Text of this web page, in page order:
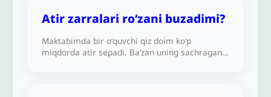
Atir zarralari ro‘zani buzadimi?
Maktabimda bir oʻquvchi qiz doim ko‘p
miqdorda atir sepadi. Baʻzan uning sachragan